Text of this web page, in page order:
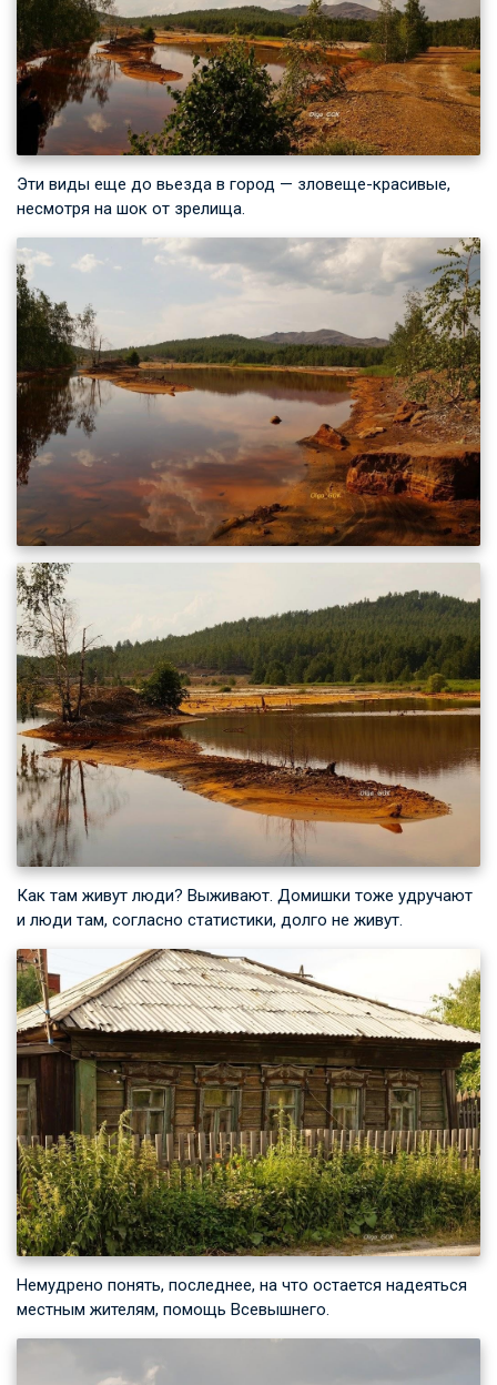
Эти виды еще до вьезда в город — зловеще-красивые,
несмотря на шок от зрелища.
Как там живут люди? Выживают. Домишки тоже удручают
и люди там, согласно статистики, долго не живут.
Немудрено понять, последнее, на что остается надеяться
местным жителям, помощь Всевышнего.